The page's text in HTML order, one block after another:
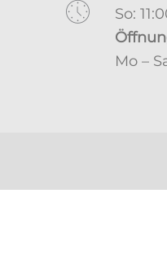
So:
Mo –